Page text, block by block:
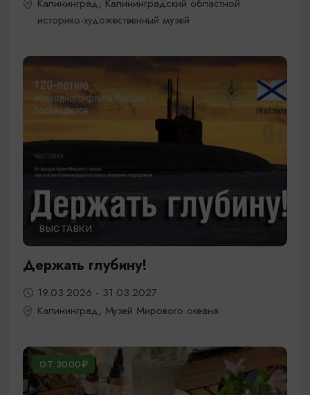
Калининград, Калининградский областной
историко-художественный музей
ВЫСТАВКИ
Держать глубину!
19.03.2026 - 31.03.2027
Калининград, Музей Мирового океана
ОТ 3000₽